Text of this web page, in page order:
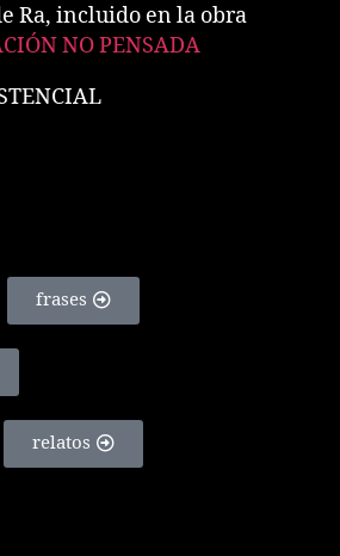
Ra, incluido en la obra
NO PENSADA
frases
relatos